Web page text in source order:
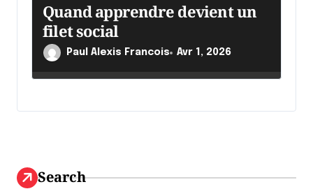
Quand apprendre devient un
filet social
Paul Alexis Francois Avr 1, 2026
Search